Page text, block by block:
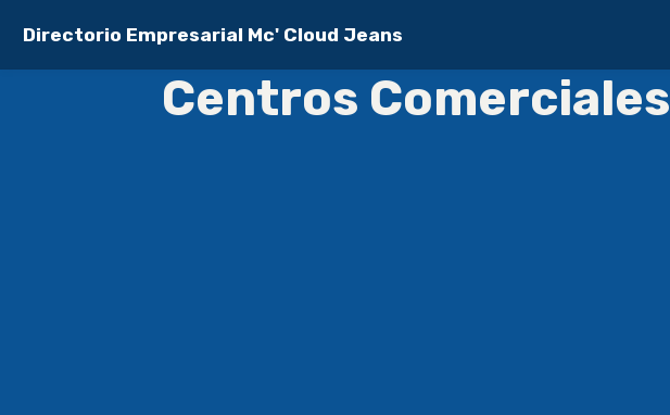
Directorio Empresarial Mc' Cloud Jeans
Centros Comerciales